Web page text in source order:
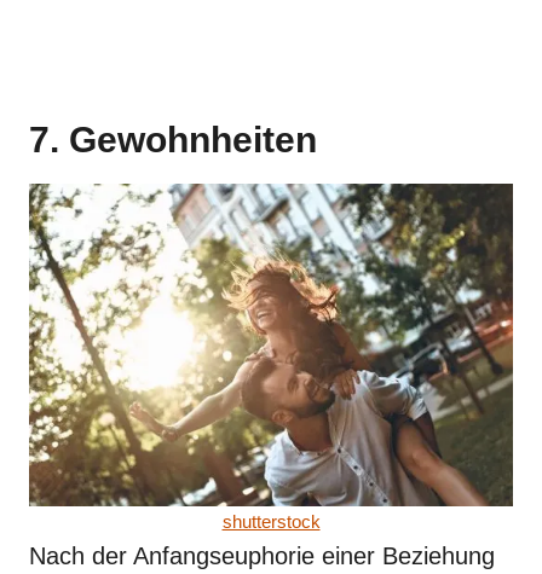
7. Gewohnheiten
shutterstock
Nach der Anfangseuphorie einer Beziehung